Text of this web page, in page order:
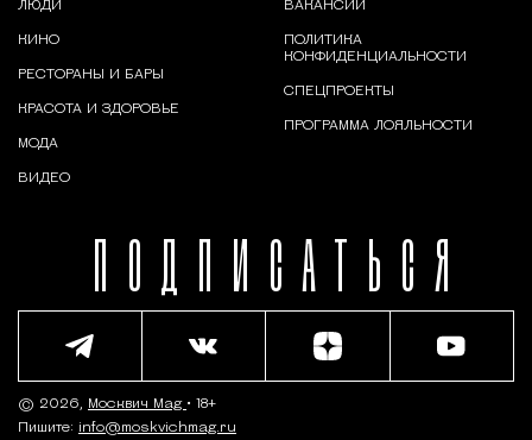
ПОДПИСАТЬСЯ
ЛЮДИ
КИНО
РЕСТОРАНЫ И БАРЫ
КРАСОТА И ЗДОРОВЬЕ
МОДА
ВИДЕО
ВАКАНСИИ
ПОЛИТИКА
КОНФИДЕНЦИАЛЬНОСТИ
СПЕЦПРОЕКТЫ
ПРОГРАММА ЛОЯЛЬНОСТИ
© 2026, Москвич Mag • 18+
Пишите: info@moskvichmag.ru